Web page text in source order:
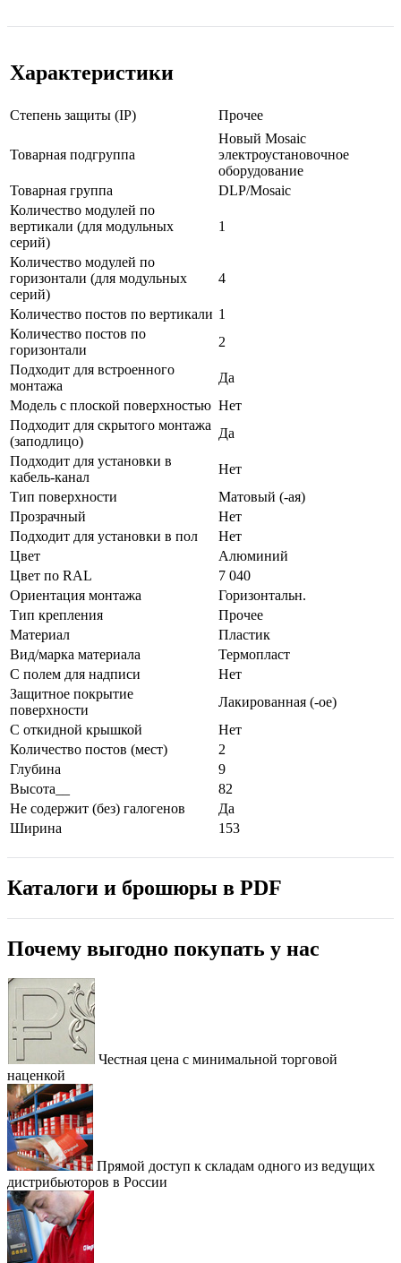
Характеристики
Степень защиты (IP) Прочее
Товарная подгруппа
Новый Mosaic
электроустановочное
оборудование
Товарная группа
DLP/Mosaic
Количество модулей по
вертикали (для модульных
серий)
1
Количество модулей по
горизонтали (для модульных
серий)
4
Количество постов по вертикали 1
Количество постов по
горизонтали
2
Подходит для встроенного
монтажа
Да
Модель с плоской поверхностью Нет
Подходит для скрытого монтажа
(заподлицо)
Да
Подходит для установки в
кабель-канал
Нет
Тип поверхности
Матовый (-ая)
Прозрачный
Нет
Подходит для установки в пол
Нет
Цвет
Алюминий
Цвет по RAL
7 040
Ориентация монтажа
Горизонтальн.
Тип крепления
Прочее
Материал
Пластик
Вид/марка материала
Термопласт
С полем для надписи
Нет
Защитное покрытие
поверхности
Лакированная (-ое)
С откидной крышкой
Нет
Количество постов (мест)
2
Глубина
9
Высота__
82
Не содержит (без) галогенов
Да
Ширина
153
Каталоги и брошюры в PDF
Почему выгодно покупать у нас
Честная цена с минимальной торговой
наценкой
Прямой доступ к складам одного из ведущих
дистрибьюторов в России